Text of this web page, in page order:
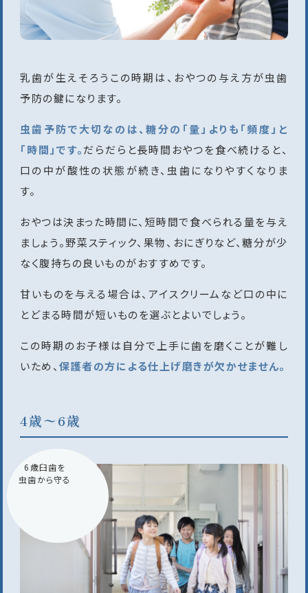
乳歯が生えそろうこの時期は、おやつの与え方が虫歯
予防の鍵になります。
虫歯予防で大切なのは、糖分の「量」よりも「頻度」と
「時間」です。だらだらと長時間おやつを食べ続けると、
口の中が酸性の状態が続き、虫歯になりやすくなりま
す。
おやつは決まった時間に、短時間で食べられる量を与え
ましょう。野菜スティック、果物、おにぎりなど、糖分が少
なく腹持ちの良いものがおすすめです。
甘いものを与える場合は、アイスクリームなど口の中に
とどまる時間が短いものを選ぶとよいでしょう。
この時期のお子様は自分で上手に歯を磨くことが難し
いため、 保護者の方による仕上げ磨きが欠かせません。
4歳〜6歳
6歳臼歯を
虫歯から守る